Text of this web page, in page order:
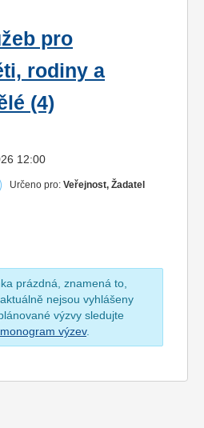
pro
rodiny a
(4)
12:00
Určeno pro: Veřejnost, Žadatel
prázdná, znamená to,
nejsou vyhlášeny
výzvy sledujte
výzev.